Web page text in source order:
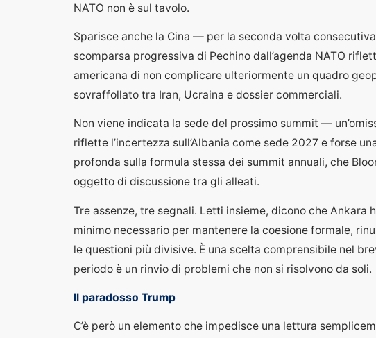
NATO non è sul tavolo.
Sparisce anche la Cina — per la seconda volta consecutiva
scomparsa progressiva di Pechino dall’agenda NATO
americana di non complicare ulteriormente un quadro
sovraffollato tra Iran, Ucraina e dossier commerciali.
Non viene indicata la sede del prossimo summit —
riflette l’incertezza sull’Albania come sede 2027 e forse
profonda sulla formula stessa dei summit annuali, che
oggetto di discussione tra gli alleati.
Tre assenze, tre segnali. Letti insieme, dicono che Ankara
minimo necessario per mantenere la coesione formale,
le questioni più divisive. È una scelta comprensibile nel
periodo è un rinvio di problemi che non si risolvono da soli.
Il paradosso Trump
C’è però un elemento che impedisce una lettura